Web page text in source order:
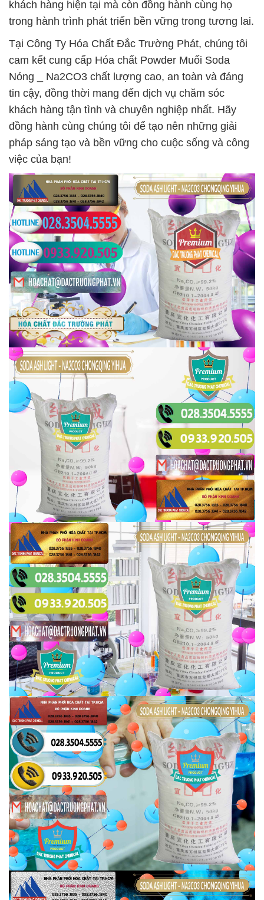
khách hàng hiện tại mà còn đồng hành cùng họ
trong hành trình phát triển bền vững trong tương lai.
Tại Công Ty Hóa Chất Đắc Trường Phát, chúng tôi
cam kết cung cấp Hóa chất Powder Muối Soda
Nóng _ Na2CO3 chất lượng cao, an toàn và đáng
tin cậy, đồng thời mang đến dịch vụ chăm sóc
khách hàng tận tình và chuyên nghiệp nhất. Hãy
đồng hành cùng chúng tôi để tạo nên những giải
pháp sáng tạo và bền vững cho cuộc sống và công
việc của bạn!